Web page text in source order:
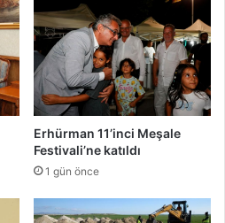
Erhürman 11’inci Meşale
Festivali’ne katıldı
1 gün önce